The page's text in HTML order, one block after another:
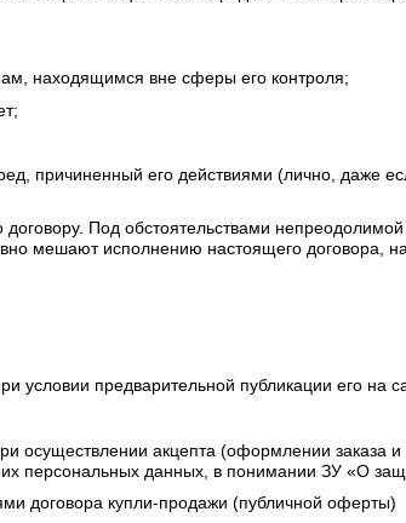
находящимся вне сферы его контроля;
причиненный его действиями (лично, даже
Под обстоятельствами
мешают исполнению настоящего договора,
условии предварительной публикации его на
осуществлении акцепта (оформлении заказа
персональных данных, в понимании ЗУ «О
договора купли-продажи (публичной оферты)